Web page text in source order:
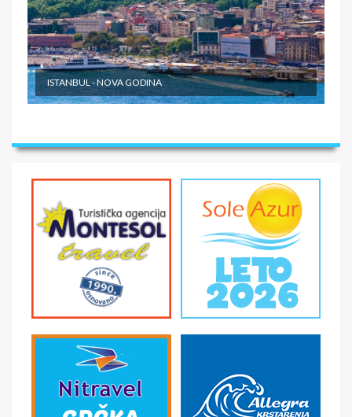
SMENE
6 dana
NAPOMENE O CENI
First minute popusti
programu putovanja.
U CENU NIJE UKLJUČENO
- Boravišnu taksu Takse su podložne promenama i
plaćaju se na licu mesta. - Zdravstveno osiguranje
putnika sa pokrićem Covid-19 (moguće je pribaviti ga u
agenciji). - Fakultativni izleti - Individualni troškovi
ISTANBUL - NOVA GODINA